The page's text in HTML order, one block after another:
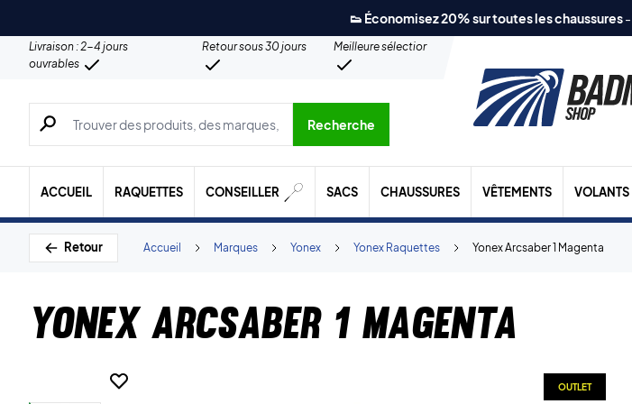
👟 Économisez 20% sur toutes les chaussures-
Livraison : 2-4 jours
ouvrables
Retour sous 30 jours
Meilleure sélection
Recherche de produits, de marques, etc.
Recherche
ACCUEIL RAQUETTES CONSEILLER SACS CHAUSSURES VÊTEMENTS VOLANTS
Retour Yonex Arcsaber 1 Magenta
Yonex Raquettes
Yonex
Marques
Accueil
Yonex Arcsaber 1 Magenta
OUTLET